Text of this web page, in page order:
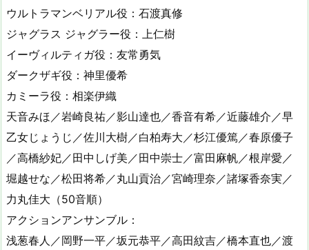
ウルトラマンベリアル役：石渡真修
ジャグラス ジャグラー役：上仁樹
イーヴィルティガ役：友常勇気
ダークザギ役：神里優希
カミーラ役：相楽伊織
天音みほ／岩崎良祐／影山達也／香音有希／近藤雄介／早
乙女じょうじ／佐川大樹／白柏寿大／杉江優篤／春原優子
／高橋紗妃／田中しげ美／田中崇士／富田麻帆／根岸愛／
堀越せな／松田将希／丸山貢治／宮崎理奈／諸塚香奈実／
力丸佳大（50音順）
アクションアンサンブル：
浅葱春人／岡野一平／坂元恭平／高田紋吉／橋本直也／渡